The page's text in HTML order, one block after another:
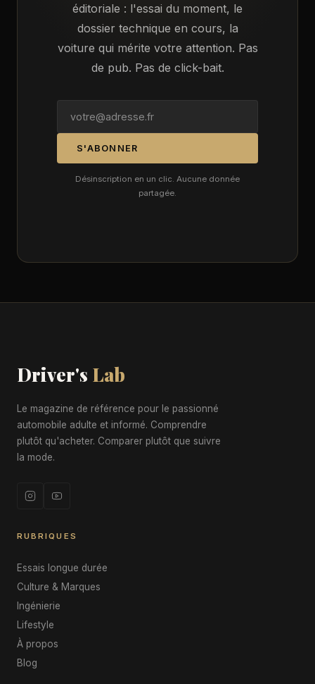
éditoriale : l'essai du moment, le
dossier technique en cours, la
voiture qui mérite votre attention. Pas
de pub. Pas de click-bait.
S'ABONNER
Désinscription en un clic. Aucune donnée
partagée.
Driver's Lab
Le magazine de référence pour le passionné
automobile adulte et informé. Comprendre
plutôt qu'acheter. Comparer plutôt que suivre
la mode.
RUBRIQUES
Essais longue durée
Culture & Marques
Ingénierie
Lifestyle
À propos
Blog